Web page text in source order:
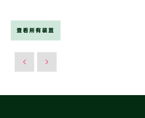
查看所有装置